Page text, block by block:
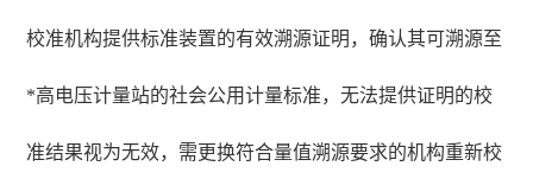
校准机构提供标准装置的有效溯源证明，确认其可溯源至
*高电压计量站的社会公用计量标准，无法提供证明的校
准结果视为无效，需更换符合量值溯源要求的机构重新校